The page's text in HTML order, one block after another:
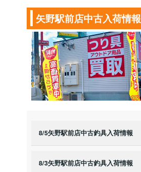
矢野駅前店中古入荷情報
8/5矢野駅前店中古釣具入荷情報
8/3矢野駅前店中古釣具入荷情報